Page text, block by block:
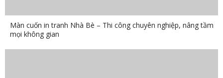
Màn cuốn in tranh Nhà Bè – Thi công chuyên nghiệp, nâng tầm
mọi không gian